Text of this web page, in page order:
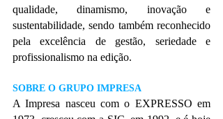
qualidade, dinamismo, inovação e
sustentabilidade, sendo também reconhecido
pela excelência de gestão, seriedade e
profissionalismo na edição.
SOBRE O GRUPO IMPRESA
A Impresa nasceu com o EXPRESSO em